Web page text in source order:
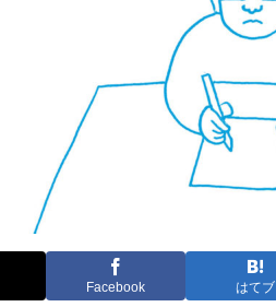
Facebook はてブ